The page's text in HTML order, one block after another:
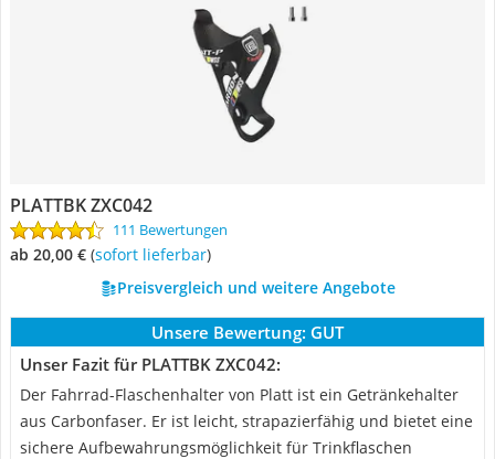
PLATTBK ZXC042
111 Bewertungen
ab 20,00 € ( Sofort lieferbar)
Preisvergleich und weitere Angebote
Unsere Bewertung: GUT
Unser Fazit für PLATTBK ZXC042:
Der Fahrrad-Flaschenhalter von Platt ist ein Getränkehalter
aus Carbonfaser. Er ist leicht, strapazierfähig und bietet eine
sichere Aufbewahrungsmöglichkeit für Trinkflaschen